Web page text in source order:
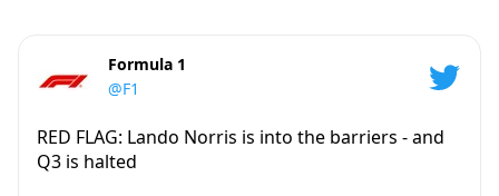
Formula 1
@F1
RED FLAG: Lando Norris is into the barriers - and
Q3 is halted